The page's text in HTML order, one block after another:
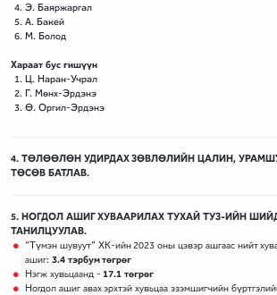
Э. Баяржаргал
А. Бакей
М. Болод
Хараат бус гишүүн
Ц. Наран-Учрал
Г. Мөнх-Эрдэнэ
Ө. Оргил-Эрдэнэ
4. ТӨЛӨӨЛӨН УДИРДАХ ЗӨВЛӨЛИЙН ЦАЛИН,
ТӨСӨВ БАТЛАВ.
5. НОГДОЛ АШИГ ХУВААРИЛАХ ТУХАЙ ТУЗ-ИЙН
ТАНИЛЦУУЛАВ.
“Түмэн шувуут” ХК-ийн 2023 оны цэвэр ашгаас нийт
ашиг: 3.4 тэрбум төгрөг
Нэгж хувьцаанд -17.1 төгрөг
Ногдол ашиг авах эрхтэй хувьцаа эзэмшигчийн